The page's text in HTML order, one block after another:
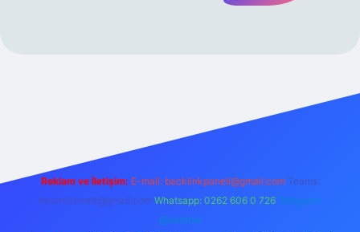
Reklam ve İletişim: E-mail: backlinkpaneli@gmail.com Teams:
forumhizmeti@gmail.com Whatsapp: 0262 606 0 726 Telegram:
@karabul